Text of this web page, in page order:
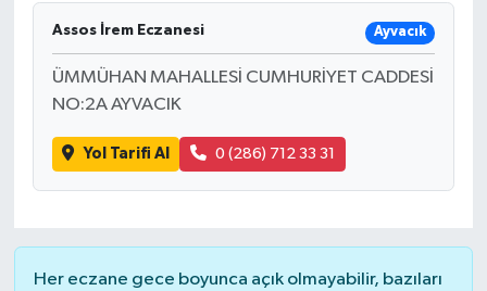
Assos İrem Eczanesi Ayvacık
ÜMMÜHAN MAHALLESİ CUMHURİYET CADDESİ
NO:2A AYVACIK
Yol Tarifi Al 0 (286) 712 33 31
Her eczane gece boyunca açık olmayabilir, bazıları